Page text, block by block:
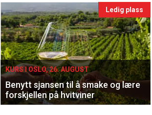
Events
single
Ledig plass
KURS I OSLO, 26. AUGUST
Benytt sjansen til å smake og lære
forskjellen på hvitviner